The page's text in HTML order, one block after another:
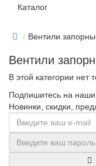
Каталог
Вентили
Вентили
В этой категории нет
Подпишитесь на наши
Новинки, скидки,